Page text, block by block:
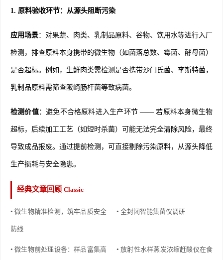
1. 原料验收环节：从源头阻断污染
应用场景：对果蔬、肉类、乳制品原料、谷物、饮用水等进行入厂
检测，排查原料本身携带的微生物（如菌落总数、霉菌、酵母菌）
是否超标。例如，生鲜肉类需检测是否携带沙门氏菌、李斯特菌，
乳制品原料需筛查阪崎肠杆菌等致病菌。
检测价值：避免不合格原料进入生产环节 —— 若原料本身微生物
超标，后续加工工艺（如短时杀菌）可能无法完全清除风险，最终
导致成品报废。通过提前检测，可直接剔除污染原料，从源头降低
生产损耗与安全隐患。
经典文章回顾 Classic
• 微生物精准检测，筑牢品质安全
防线
• 全封闭智能集菌仪调研
• 微生物前处理设备：样品富集高 • 放射性水样蒸发浓缩赶酸仪在食